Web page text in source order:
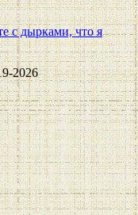
с дырками, что я
2026